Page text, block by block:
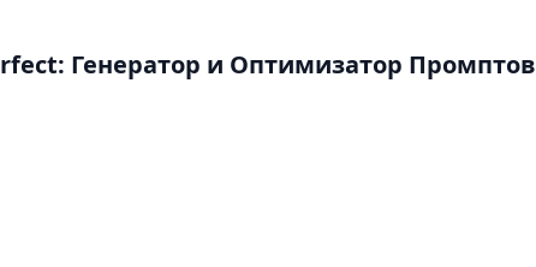
Генератор и Оптимизатор Промптов